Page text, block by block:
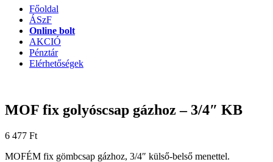
Főoldal
ÁSzF
Online bolt
AKCIÓ
Pénztár
Elérhetőségek
MOF fix golyóscsap gázhoz – 3/4″ KB
6 477 Ft
MOFÉM fix gömbcsap gázhoz, 3/4″ külső-belső menettel.